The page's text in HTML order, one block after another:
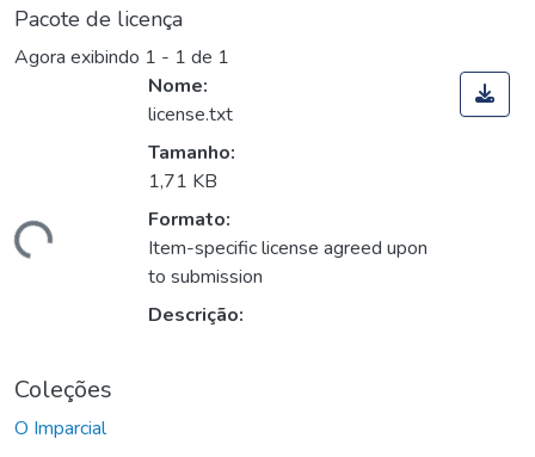
Pacote de licença
Agora exibindo 1 - 1 de 1
Nome:
license.txt
Tamanho:
1,71 KB
Formato:
Item-specific license agreed upon
to submission
Descrição:
Coleções
O Imparcial